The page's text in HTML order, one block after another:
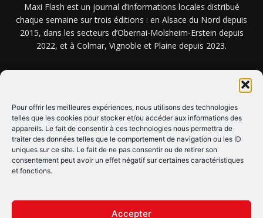
Pour offrir les meilleures expériences, nous utilisons des technologies
telles que les cookies pour stocker et/ou accéder aux informations des
appareils. Le fait de consentir à ces technologies nous permettra de
traiter des données telles que le comportement de navigation ou les ID
uniques sur ce site. Le fait de ne pas consentir ou de retirer son
consentement peut avoir un effet négatif sur certaines caractéristiques
et fonctions.
Accepter
Maxi Flash est un journal d’informations locales distribué
chaque semaine sur trois éditions : en Alsace du Nord depuis
2015, dans les secteurs d’Obernai-Molsheim-Erstein depuis
2022, et à Colmar, Vignoble et Plaine depuis 2023.
CLIQUEZ ICI !
SUIVEZ-NOUS !